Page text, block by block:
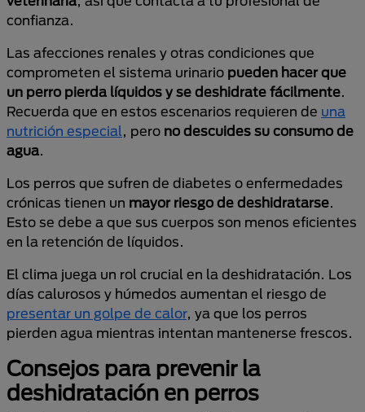
confianza.
Las afecciones renales y otras condiciones que
comprometen el sistema urinario pueden hacer que
un perro pierda líquidos y se deshidrate fácilmente.
Recuerda que en estos escenarios requieren de una
nutrición especial, pero no descuides su consumo de
agua.
Los perros que sufren de diabetes o enfermedades
crónicas tienen un mayor riesgo de deshidratarse.
Esto se debe a que sus cuerpos son menos eficientes
en la retención de líquidos.
El clima juega un rol crucial en la deshidratación. Los
días calurosos y húmedos aumentan el riesgo de
presentar un golpe de calor, ya que los perros
pierden agua mientras intentan mantenerse frescos.
Consejos para prevenir la
deshidratación en perros